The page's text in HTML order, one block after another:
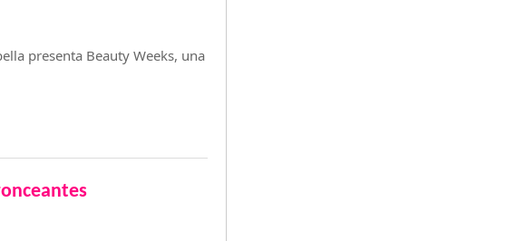
presenta Beauty Weeks, una